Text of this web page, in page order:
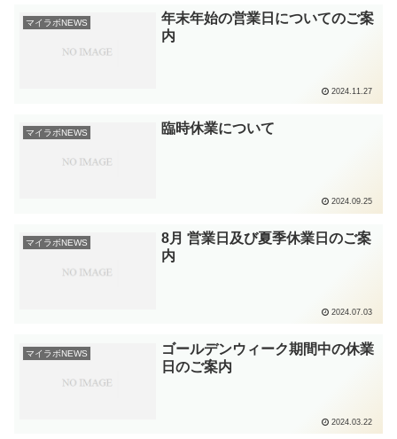
マイラボNEWS
年末年始の営業日についてのご案
内
2024.11.27
マイラボNEWS 臨時休業について
2024.09.25
マイラボNEWS
8月 営業日及び夏季休業日のご案
内
2024.07.03
マイラボNEWS
ゴールデンウィーク期間中の休業
日のご案内
2024.03.22